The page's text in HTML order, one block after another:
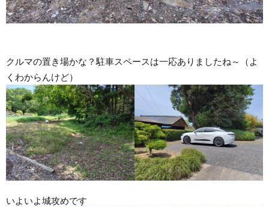
クルマの置き場かな？駐車スペースは一応ありましたね～（よ
くわからんけど）
いよいよ城攻めです